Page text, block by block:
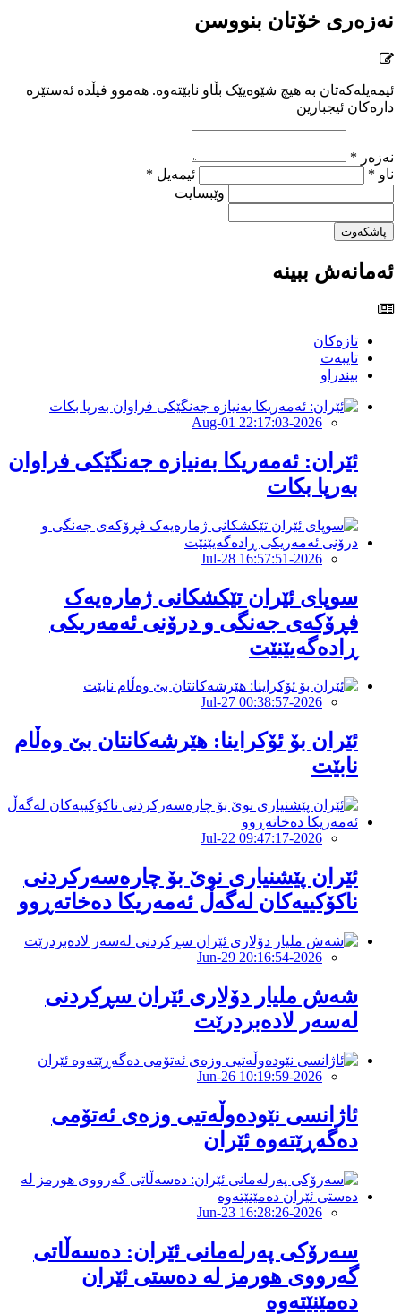
نەزەری خۆتان بنووسن
ئیمەیلەکەتان بە هیچ شێوەیێک بڵاو نابێتەوە. هەموو فیڵدە ئەستێرە
دارەکان ئیجبارین
نەزەر *
ناو *
ئیمەیل *
وێبسایت
پاشکەوت
ئەمانەش ببینە
تازەکان
تایبەت
بیندراو
2026-Aug-01 22:17:03
ئێران: ئەمەریکا بەنیازە جەنگێکی فراوان
بەرپا بکات
2026-Jul-28 16:57:51
سوپای ئێران تێکشکانی ژمارەیەک
فڕۆکەی جەنگی و درۆنی ئەمەریکی
ڕادەگەیێنێت
2026-Jul-27 00:38:57
ئێران بۆ ئۆکراینا: هێرشەکانتان بێ وەڵام
نابێت
2026-Jul-22 09:47:17
ئێران پێشنیارى نوێ بۆ چارەسەرکردنى
ناکۆکییەکان لەگەڵ ئەمەریکا دەخاتەڕوو
2026-Jun-29 20:16:54
شەش ملیار دۆلاری ئێران سڕکردنی
لەسەر لادەبردرێت
2026-Jun-26 10:19:59
ئاژانسى نێودەوڵەتیى وزەى ئەتۆمى
دەگەڕێتەوە ئێران
2026-Jun-23 16:28:26
سەرۆکی پەرلەمانی ئێران: دەسەڵاتی
گەرووی هورمز لە دەستی ئێران
دەمێنێتەوە